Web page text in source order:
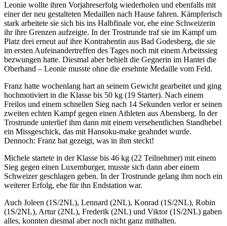
Leonie wollte ihren Vorjahreserfolg wiederholen und ebenfalls mit
einer der neu gestalteten Medaillen nach Hause fahren. Kämpferisch
stark arbeitete sie sich bis ins Halbfinale vor, ehe eine Schweizerin
ihr ihre Grenzen aufzeigte. In der Trostrunde traf sie im Kampf um
Platz drei erneut auf ihre Kontrahentin aus Bad Godesberg, die sie
im ersten Aufeinandertreffen des Tages noch mit einem Arbeitssieg
bezwungen hatte. Diesmal aber behielt die Gegnerin im Hantei die
Oberhand – Leonie musste ohne die ersehnte Medaille vom Feld.
Franz hatte wochenlang hart an seinem Gewicht gearbeitet und ging
hochmotiviert in die Klasse bis 50 kg (19 Starter). Nach einem
Freilos und einem schnellen Sieg nach 14 Sekunden verlor er seinen
zweiten echten Kampf gegen einen Athleten aus Abensberg. In der
Trostrunde unterlief ihm dann mit einem versehentlichen Standhebel
ein Missgeschick, das mit Hansoku-make geahndet wurde.
Dennoch: Franz hat gezeigt, was in ihm steckt!
Michele startete in der Klasse bis 46 kg (22 Teilnehmer) mit einem
Sieg gegen einen Luxemburger, musste sich dann aber einem
Schweizer geschlagen geben. In der Trostrunde gelang ihm noch ein
weiterer Erfolg, ehe für ihn Endstation war.
Auch Joleen (1S/2NL), Lennard (2NL), Konrad (1S/2NL), Robin
(1S/2NL), Artur (2NL), Frederik (2NL) und Viktor (1S/2NL) gaben
alles, konnten diesmal aber noch nicht ganz mithalten.